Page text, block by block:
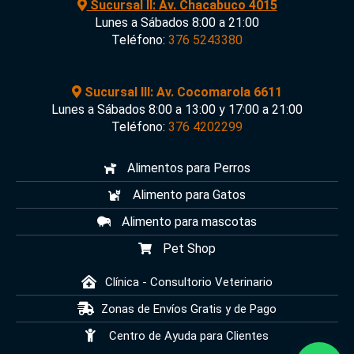
Sucursal II: Av. Chacabuco 4015
Lunes a Sábados 8:00 a 21:00
Teléfono: 376 5243380
Sucursal III: Av. Cocomarola 6611
Lunes a Sábados 8:00 a 13:00 y 17:00 a 21:00
Teléfono: 376 4202299
Alimentos para Perros
Alimento para Gatos
Alimento para mascotas
Pet Shop
Clínica - Consultorio Veterinario
Zonas de Envíos Gratis y de Pago
Centro de Ayuda para Clientes